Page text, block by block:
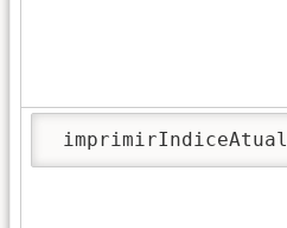
imprimirIndiceAtual